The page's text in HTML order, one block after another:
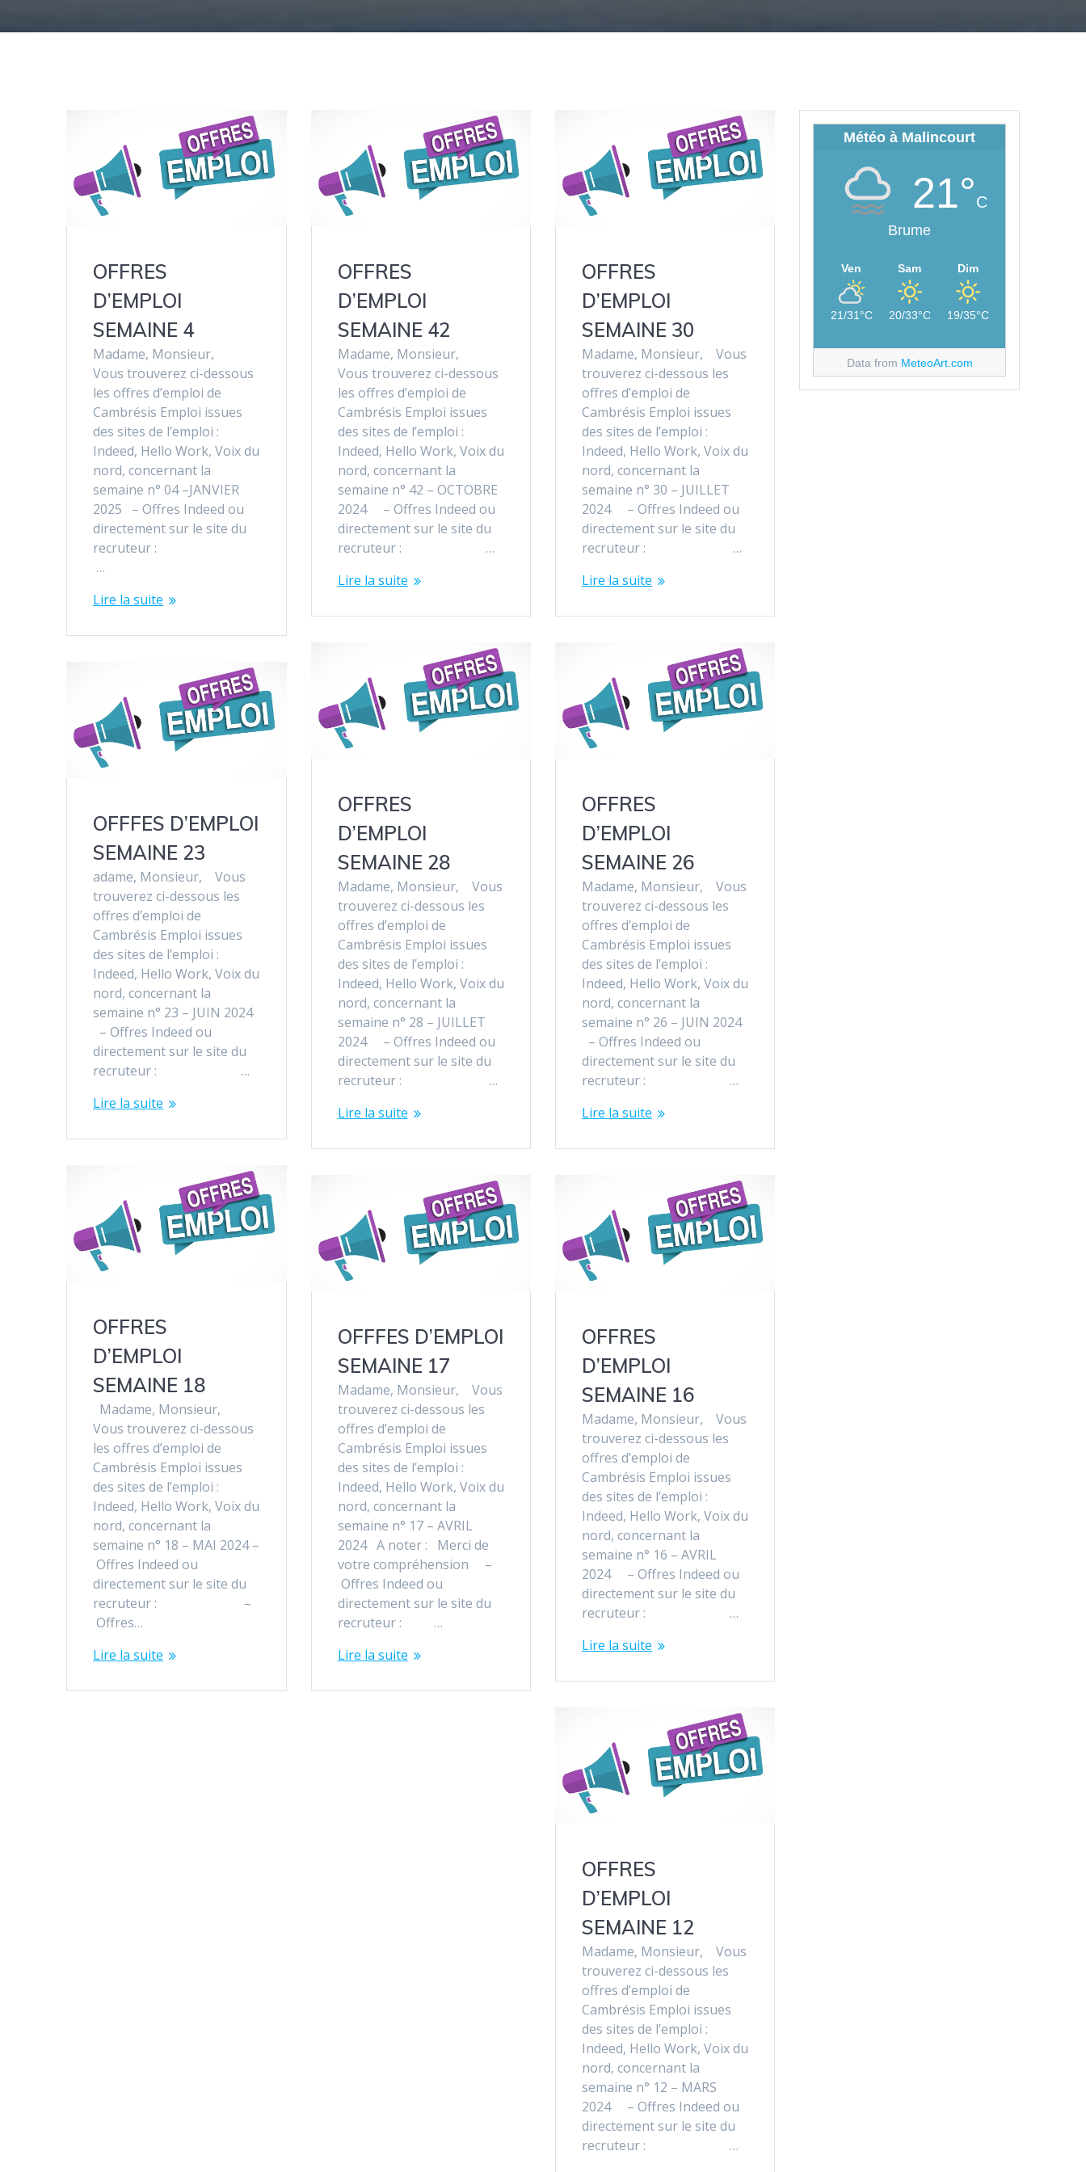
OFFRES
D’EMPLOI
SEMAINE 4
Madame, Monsieur,
Vous trouverez ci-dessous
les offres d’emploi de
Cambrésis Emploi issues
des sites de l’emploi :
Indeed, Hello Work, Voix du
nord, concernant la
semaine n° 04 –JANVIER
2025 – Offres Indeed ou
directement sur le site du
recruteur :
…
Lire la suite
OFFRES
D’EMPLOI
SEMAINE 42
Madame, Monsieur,
Vous trouverez ci-dessous
les offres d’emploi de
Cambrésis Emploi issues
des sites de l’emploi :
Indeed, Hello Work, Voix du
nord, concernant la
semaine n° 42 – OCTOBRE
2024 – Offres Indeed ou
directement sur le site du
recruteur : …
Lire la suite
OFFRES
D’EMPLOI
SEMAINE 30
Madame, Monsieur, Vous
trouverez ci-dessous les
offres d’emploi de
Cambrésis Emploi issues
des sites de l’emploi :
Indeed, Hello Work, Voix du
nord, concernant la
semaine n° 30 – JUILLET
2024 – Offres Indeed ou
directement sur le site du
recruteur : …
Lire la suite
OFFRES
D’EMPLOI
SEMAINE 28
Madame, Monsieur, Vous
trouverez ci-dessous les
offres d’emploi de
Cambrésis Emploi issues
des sites de l’emploi :
Indeed, Hello Work, Voix du
nord, concernant la
semaine n° 28 – JUILLET
2024 – Offres Indeed ou
directement sur le site du
recruteur : …
Lire la suite
OFFRES
D’EMPLOI
SEMAINE 26
Madame, Monsieur, Vous
trouverez ci-dessous les
offres d’emploi de
Cambrésis Emploi issues
des sites de l’emploi :
Indeed, Hello Work, Voix du
nord, concernant la
semaine n° 26 – JUIN 2024
– Offres Indeed ou
directement sur le site du
recruteur : …
Lire la suite
OFFFES D’EMPLOI
SEMAINE 23
adame, Monsieur, Vous
trouverez ci-dessous les
offres d’emploi de
Cambrésis Emploi issues
des sites de l’emploi :
Indeed, Hello Work, Voix du
nord, concernant la
semaine n° 23 – JUIN 2024
– Offres Indeed ou
directement sur le site du
recruteur : …
Lire la suite
OFFRES
D’EMPLOI
SEMAINE 18
Madame, Monsieur,
Vous trouverez ci-dessous
les offres d’emploi de
Cambrésis Emploi issues
des sites de l’emploi :
Indeed, Hello Work, Voix du
nord, concernant la
semaine n° 18 – MAI 2024 –
Offres Indeed ou
directement sur le site du
recruteur : –
Offres…
Lire la suite
OFFFES D’EMPLOI
SEMAINE 17
Madame, Monsieur, Vous
trouverez ci-dessous les
offres d’emploi de
Cambrésis Emploi issues
des sites de l’emploi :
Indeed, Hello Work, Voix du
nord, concernant la
semaine n° 17 – AVRIL
2024 A noter : Merci de
votre compréhension –
Offres Indeed ou
directement sur le site du
recruteur : …
Lire la suite
OFFRES
D’EMPLOI
SEMAINE 16
Madame, Monsieur, Vous
trouverez ci-dessous les
offres d’emploi de
Cambrésis Emploi issues
des sites de l’emploi :
Indeed, Hello Work, Voix du
nord, concernant la
semaine n° 16 – AVRIL
2024 – Offres Indeed ou
directement sur le site du
recruteur : …
Lire la suite
OFFRES
D’EMPLOI
SEMAINE 12
Madame, Monsieur, Vous
trouverez ci-dessous les
offres d’emploi de
Cambrésis Emploi issues
des sites de l’emploi :
Indeed, Hello Work, Voix du
nord, concernant la
semaine n° 12 – MARS
2024 – Offres Indeed ou
directement sur le site du
recruteur : …
Météo à Malincourt
21°C
Brume
Ven
21/31°C
Sam
20/33°C
Dim
19/35°C
Data from MeteoArt.com